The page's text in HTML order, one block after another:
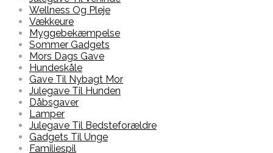
Wellness Og Pleje
Vækkeure
Myggebekæmpelse
Sommer Gadgets
Mors Dags Gave
Hundeskåle
Gave Til Nybagt Mor
Julegave Til Hunden
Dåbsgaver
Lamper
Julegave Til Bedsteforældre
Gadgets Til Unge
Familiespil